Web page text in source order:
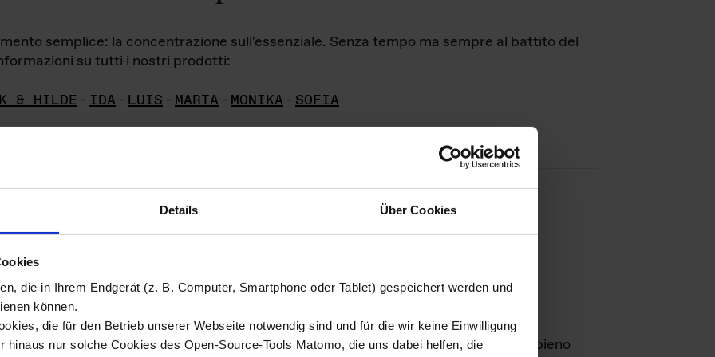
Details Über Cookies
die in Ihrem Endgerät (z. B. Computer, Smartphone oder Tablet) gespeichert werden und
können.
die für den Betrieb unserer Webseite notwendig sind und für die wir keine Einwilligung
hinaus nur solche Cookies des Open-Source-Tools Matomo, die uns dabei helfen, die
semplice: la concentrazione sull'essenziale. Senza tempo ma sempre al battito del
su tutti i nostri prodotti:
& HILDE - IDA - LUIS - MARTA - MONIKA - SOFIA
di immagini
materiale fotografico sono detenuti daDas ganze LebenGmbH e rimangono in pieno